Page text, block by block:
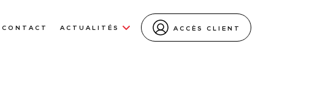
CONTACT ACTUALITÉS ACCÈS CLIENT